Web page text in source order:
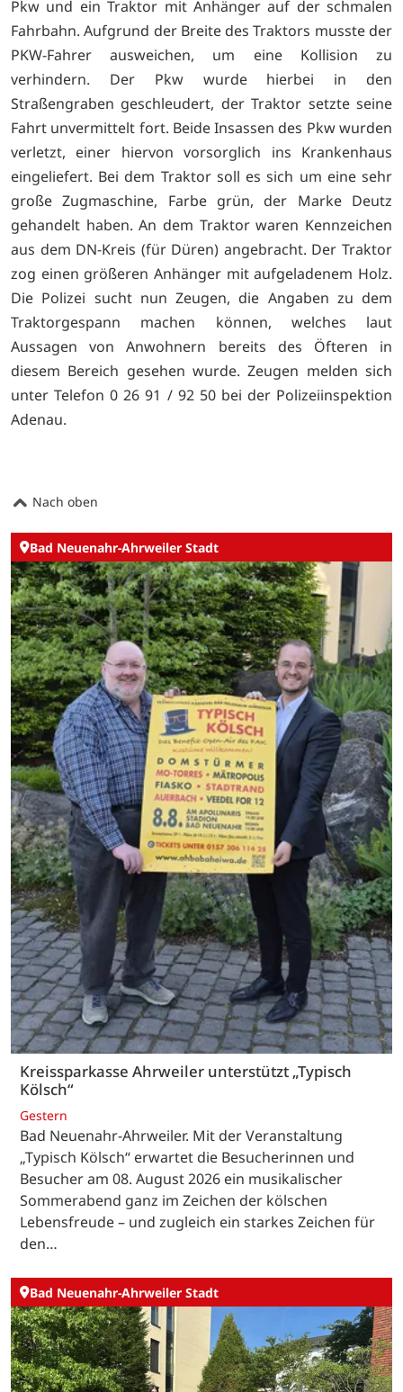
Pkw und ein Traktor mit Anhänger auf der schmalen
Fahrbahn. Aufgrund der Breite des Traktors musste der
PKW-Fahrer ausweichen, um eine Kollision zu
verhindern. Der Pkw wurde hierbei in den
Straßengraben geschleudert, der Traktor setzte seine
Fahrt unvermittelt fort. Beide Insassen des Pkw wurden
verletzt, einer hiervon vorsorglich ins Krankenhaus
eingeliefert. Bei dem Traktor soll es sich um eine sehr
große Zugmaschine, Farbe grün, der Marke Deutz
gehandelt haben. An dem Traktor waren Kennzeichen
aus dem DN-Kreis (für Düren) angebracht. Der Traktor
zog einen größeren Anhänger mit aufgeladenem Holz.
Die Polizei sucht nun Zeugen, die Angaben zu dem
Traktorgespann machen können, welches laut
Aussagen von Anwohnern bereits des Öfteren in
diesem Bereich gesehen wurde. Zeugen melden sich
unter Telefon 0 26 91 / 92 50 bei der Polizeiinspektion
Adenau.
Nach oben
Bad Neuenahr-Ahrweiler Stadt
Kreissparkasse Ahrweiler unterstützt „Typisch
Kölsch“
Gestern
Bad Neuenahr-Ahrweiler. Mit der Veranstaltung
„Typisch Kölsch“ erwartet die Besucherinnen und
Besucher am 08. August 2026 ein musikalischer
Sommerabend ganz im Zeichen der kölschen
Lebensfreude – und zugleich ein starkes Zeichen für
den…
Bad Neuenahr-Ahrweiler Stadt